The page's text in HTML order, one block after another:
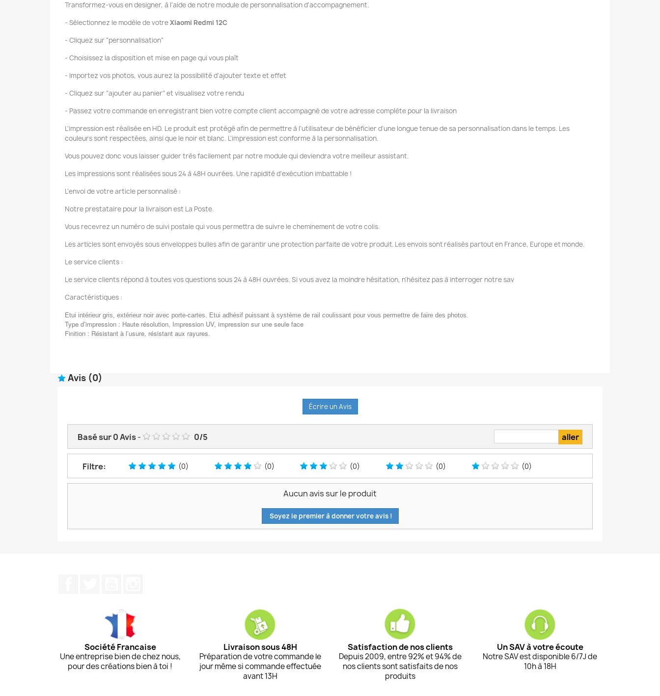
Transformez-vous en designer, à l'aide de notre module de personnalisation d'accompagnement.
- Sélectionnez le modèle de votreXiaomi Redmi 12C
- Cliquez sur "personnalisation"
- Choisissez la disposition et mise en page qui vous plaît
- Importez vos photos, vous aurez la possibilité d'ajouter texte et effet
- Cliquez sur "ajouter au panier" et visualisez votre rendu
- Passez votre commande en enregistrant bien votre compte client accompagné de votre adresse complète pour la livraison
L'impression est réalisée en HD. Le produit est protégé afin de permettre à l'utilisateur de bénéficier d'une longue tenue de sa personnalisation dans le temps. Les
couleurs sont respectées, ainsi que le noir et blanc. L'impression est conforme à la personnalisation.
Vous pouvez donc vous laisser guider très facilement par notre module qui deviendra votre meilleur assistant.
Les impressions sont réalisées sous 24 à 48H ouvrées. Une rapidité d'exécution imbattable !
L'envoi de votre article personnalisé :
Notre prestataire pour la livraison est La Poste.
Vous recevrez un numéro de suivi postale qui vous permettra de suivre le cheminement de votre colis.
Les articles sont envoyés sous enveloppes bulles afin de garantir une protection parfaite de votre produit. Les envois sont réalisés partout en France, Europe et monde.
Le service clients :
Le service clients répond à toutes vos questions sous 24 à 48H ouvrées. Si vous avez la moindre hésitation, n'hésitez pas à interroger notre sav
Caractéristiques :
Etui intérieur gris, extérieur noir avec porte-cartes. Etui adhésif puissant à système de rail coulissant pour vous permettre de faire des photos.
Type d’impression : Haute résolution, Impression UV, impression sur une seule face
Finition : Résistant à l’usure, résistant aux rayures.
Avis (0)
Écrire un Avis
Basé sur0Avis- 0/5
Filtre: (0) (0) (0) (0) (0)
Aucun avis sur le produit
Soyez le premier à donner votre avis !
Société Francaise
Une entreprise bien de chez nous,
pour des créations bien à toi !
Livraison sous 48H
Préparation de votre commande le
jour même si commande effectuée
avant 13H
Satisfaction de nos clients
Depuis 2009, entre 92% et 94% de
nos clients sont satisfaits de nos
produits
Un SAV à votre écoute
Notre SAV est disponible 6/7J de
10h à 18H